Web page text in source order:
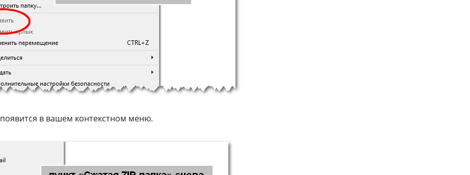
появится в вашем контекстном меню.